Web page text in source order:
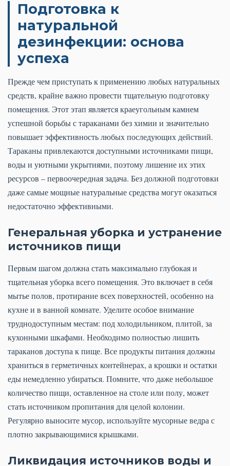
Подготовка к
натуральной
дезинфекции: основа
успеха
Прежде чем приступать к применению любых натуральных
средств, крайне важно провести тщательную подготовку
помещения. Этот этап является краеугольным камнем
успешной борьбы с тараканами без химии и значительно
повышает эффективность любых последующих действий.
Тараканы привлекаются доступными источниками пищи,
воды и уютными укрытиями, поэтому лишение их этих
ресурсов – первоочередная задача. Без должной подготовки
даже самые мощные натуральные средства могут оказаться
недостаточно эффективными.
Генеральная уборка и устранение
источников пищи
Первым шагом должна стать максимально глубокая и
тщательная уборка всего помещения. Это включает в себя
мытье полов, протирание всех поверхностей, особенно на
кухне и в ванной комнате. Уделите особое внимание
труднодоступным местам: под холодильником, плитой, за
кухонными шкафами. Необходимо полностью лишить
тараканов доступа к пище. Все продукты питания должны
храниться в герметичных контейнерах, а крошки и остатки
еды немедленно убираться. Помните, что даже небольшое
количество пищи, оставленное на столе или полу, может
стать источником пропитания для целой колонии.
Регулярно выносите мусор, используйте мусорные ведра с
плотно закрывающимися крышками.
Ликвидация источников воды и